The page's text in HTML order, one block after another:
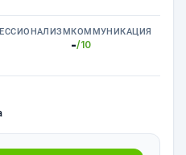
КОММУНИКАЦИЯ
-/10